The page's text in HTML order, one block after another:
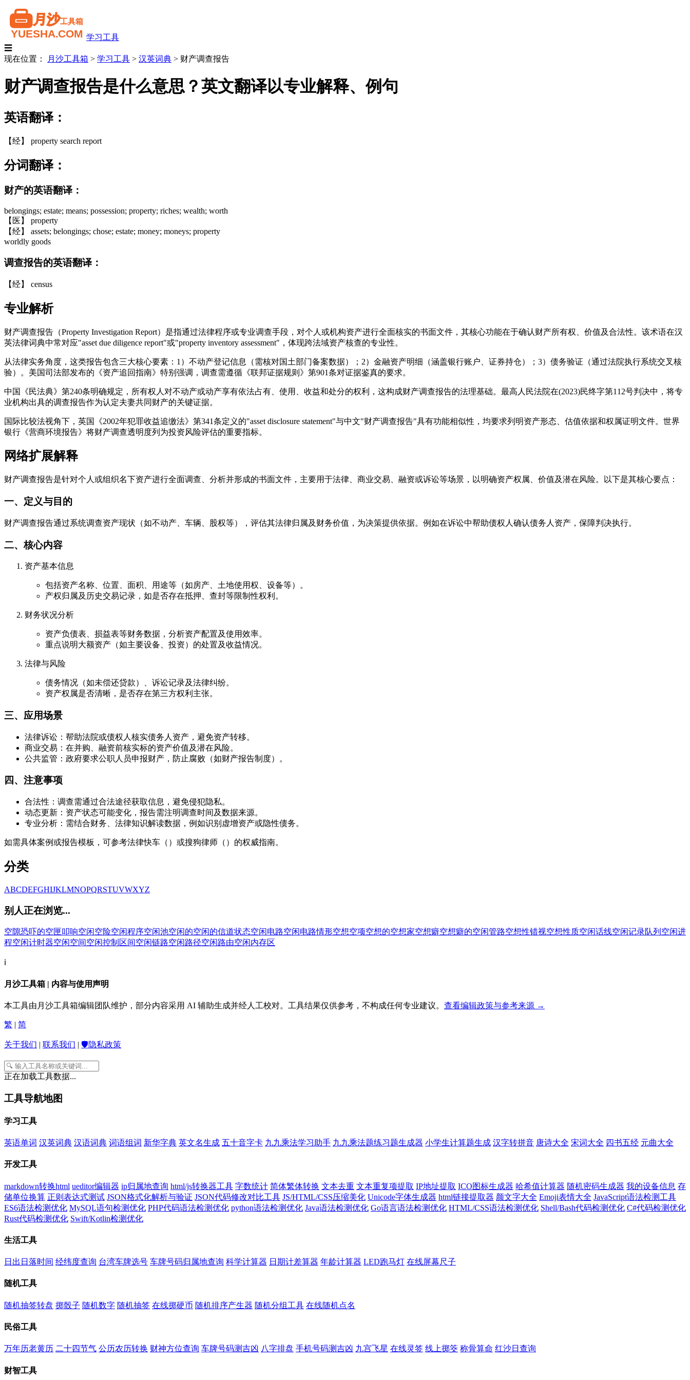
学习工具
☰
现在位置：
月沙工具箱 > 学习工具 > 汉英词典 > 财产调查报告
财产调查报告是什么意思？英文翻译以专业解释、例句
英语翻译：
【经】 property search report
分词翻译：
财产的英语翻译：
belongings; estate; means; possession; property; riches; wealth; worth
【医】 property
【经】 assets; belongings; chose; estate; money; moneys; property
worldly goods
调查报告的英语翻译：
【经】 census
专业解析
财产调查报告（Property Investigation Report）是指通过法律程序或专业调查手段，对个人或机构资产进行全面核实的书面文件，其核心功能在于确认财产所有权、价值及合法性。该术语在汉
英法律词典中常对应"asset due diligence report"或"property inventory assessment"，体现跨法域资产核查的专业性。
从法律实务角度，这类报告包含三大核心要素：1）不动产登记信息（需核对国土部门备案数据）；2）金融资产明细（涵盖银行账户、证券持仓）；3）债务验证（通过法院执行系统交叉核
验）。美国司法部发布的《资产追回指南》特别强调，调查需遵循《联邦证据规则》第901条对证据鉴真的要求。
中国《民法典》第240条明确规定，所有权人对不动产或动产享有依法占有、使用、收益和处分的权利，这构成财产调查报告的法理基础。最高人民法院在(2023)民终字第112号判决中，将专
业机构出具的调查报告作为认定夫妻共同财产的关键证据。
国际比较法视角下，英国《2002年犯罪收益追缴法》第341条定义的"asset disclosure statement"与中文"财产调查报告"具有功能相似性，均要求列明资产形态、估值依据和权属证明文件。世界
银行《营商环境报告》将财产调查透明度列为投资风险评估的重要指标。
网络扩展解释
财产调查报告是针对个人或组织名下资产进行全面调查、分析并形成的书面文件，主要用于法律、商业交易、融资或诉讼等场景，以明确资产权属、价值及潜在风险。以下是其核心要点：
一、定义与目的
财产调查报告通过系统调查资产现状（如不动产、车辆、股权等），评估其法律归属及财务价值，为决策提供依据。例如在诉讼中帮助债权人确认债务人资产，保障判决执行。
二、核心内容
资产基本信息
包括资产名称、位置、面积、用途等（如房产、土地使用权、设备等）。
产权归属及历史交易记录，如是否存在抵押、查封等限制性权利。
财务状况分析
资产负债表、损益表等财务数据，分析资产配置及使用效率。
重点说明大额资产（如主要设备、投资）的处置及收益情况。
法律与风险
债务情况（如未偿还贷款）、诉讼记录及法律纠纷。
资产权属是否清晰，是否存在第三方权利主张。
三、应用场景
法律诉讼：帮助法院或债权人核实债务人资产，避免资产转移。
商业交易：在并购、融资前核实标的资产价值及潜在风险。
公共监管：政府要求公职人员申报财产，防止腐败（如财产报告制度）。
四、注意事项
合法性：调查需通过合法途径获取信息，避免侵犯隐私。
动态更新：资产状态可能变化，报告需注明调查时间及数据来源。
专业分析：需结合财务、法律知识解读数据，例如识别虚增资产或隐性债务。
如需具体案例或报告模板，可参考法律快车（）或搜狗律师（）的权威指南。
分类
ABCDEFGHIJKLMNOPQRSTUVWXYZ
别人正在浏览...
空隙恐吓的空匣叩响空闲空险空闲程序空闲池空闲的空闲的信道状态空闲电路空闲电路情形空想空项空想的空想家空想癖空想癖的空闲管路空想性错视空想性质空闲话线空闲记录队列 空闲进
程空闲计时器空闲空间空闲控制区间空闲链路空闲路径空闲路由空闲内存区
ℹ️
月沙工具箱 | 内容与使用声明
本工具由月沙工具箱编辑团队维护，部分内容采用 AI 辅助生成并经人工校对。工具结果仅供参考，不构成任何专业建议。 查看编辑政策与参考来源 →
繁 | 简
关于我们 | 联系我们 | 🛡️隐私政策
正在加载工具数据...
工具导航地图
学习工具
英语单词 汉英词典 汉语词典 词语组词 新华字典 英文名生成 五十音字卡 九九乘法学习助手 九九乘法题练习题生成器 小学生计算题生成 汉字转拼音 唐诗大全 宋词大全 四书五经 元曲大全
开发工具
markdown转换html ueditor编辑器 ip归属地查询 html/js转换器工具 字数统计 简体繁体转换 文本去重 文本重复项提取 IP地址提取 ICO图标生成器 哈希值计算器 随机密码生成器 我的设备信息 存
储单位换算 正则表达式测试 JSON格式化解析与验证 JSON代码修改对比工具 JS/HTML/CSS压缩美化 Unicode字体生成器 html链接提取器 颜文字大全 Emoji表情大全 JavaScript语法检测工具
ES6语法检测优化 MySQL语句检测优化 PHP代码语法检测优化 python语法检测优化 Java语法检测优化 Go语言语法检测优化 HTML/CSS语法检测优化 Shell/Bash代码检测优化 C#代码检测优化
Rust代码检测优化 Swift/Kotlin检测优化
生活工具
日出日落时间 经纬度查询 台湾车牌选号 车牌号码归属地查询 科学计算器 日期计差算器 年龄计算器 LED跑马灯 在线屏幕尺子
随机工具
随机抽签转盘 掷骰子 随机数字 随机抽签 在线掷硬币 随机排序产生器 随机分组工具 在线随机点名
民俗工具
万年历老黄历 二十四节气 公历农历转换 财神方位查询 车牌号码测吉凶 八字排盘 手机号码测吉凶 九宫飞星 在线灵签 线上掷筊 称骨算命 红沙日查询
财智工具